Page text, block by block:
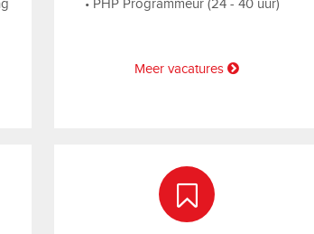
• PHP Programmeur (24 - 40 uur)
Meer vacatures